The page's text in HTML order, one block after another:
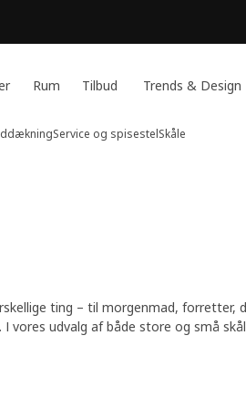
Rum Tilbud Trends & Design
Service og spisestelSkåle
ting – til morgenmad, forretter,
vores udvalg af både store og små
finder både skåle af glas, porcelæn og